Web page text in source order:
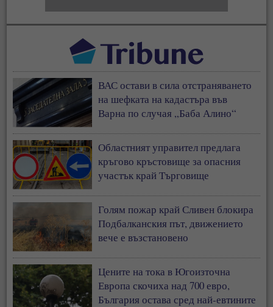
ВАС остави в сила отстраняването
на шефката на кадастъра във
Варна по случая „Баба Алино“
Областният управител предлага
кръгово кръстовище за опасния
участък край Търговище
Голям пожар край Сливен блокира
Подбалканския път, движението
вече е възстановено
Цените на тока в Югоизточна
Европа скочиха над 700 евро,
България остава сред най-евтините